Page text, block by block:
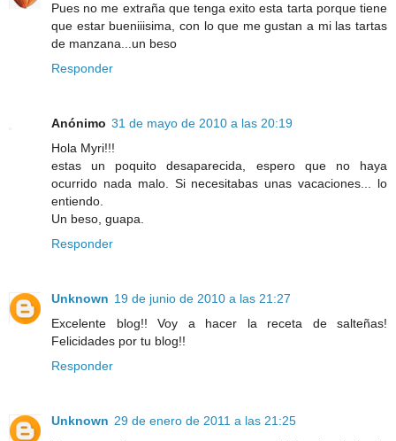
Pues no me extraña que tenga exito esta tarta porque tiene
que estar bueniiisima, con lo que me gustan a mi las tartas
de manzana...un beso
Responder
Anónimo 31 de mayo de 2010 a las 20:19
Hola Myri!!!
estas un poquito desaparecida, espero que no haya
ocurrido nada malo. Si necesitabas unas vacaciones... lo
entiendo.
Un beso, guapa.
Responder
Unknown 19 de junio de 2010 a las 21:27
Excelente blog!! Voy a hacer la receta de salteñas!
Felicidades por tu blog!!
Responder
Unknown 29 de enero de 2011 a las 21:25